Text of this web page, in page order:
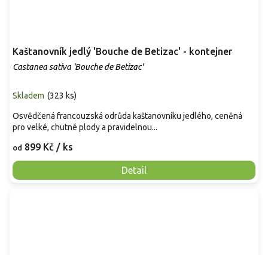
Kaštanovník jedlý 'Bouche de Betizac' - kontejner
Castanea sativa 'Bouche de Betizac'
Skladem (323 ks)
od 899 Kč / ks
Detail
Osvědčená francouzská odrůda kaštanovníku jedlého, ceněná
pro velké, chutné plody a pravidelnou...